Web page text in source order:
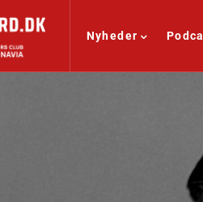
Nyheder